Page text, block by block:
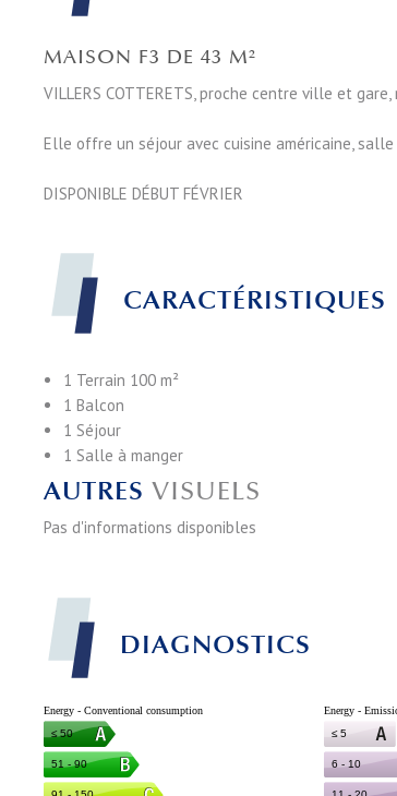
MAISON F3 DE 43 M²
VILLERS COTTERETS, proche centre ville et
Elle offre un séjour avec cuisine américaine,
DISPONIBLE DÉBUT FÉVRIER
CARACTÉRISTIQUES
1 Terrain 100 m²
1 Balcon
1 Séjour
1 Salle à manger
AUTRES VISUELS
Pas d'informations disponibles
DIAGNOSTICS